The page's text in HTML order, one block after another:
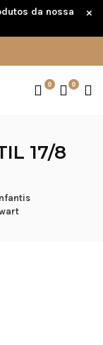
da nossa
×
0 0
17/8